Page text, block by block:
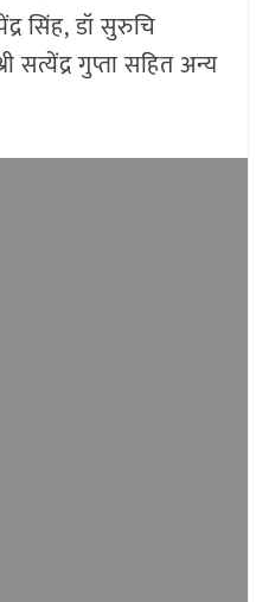
सिंह, डॉ सुरुचि
सत्येंद्र गुप्ता सहित अन्य